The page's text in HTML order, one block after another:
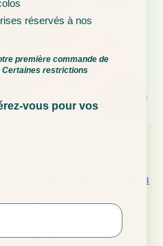
produit ménager ultra
réservés à nos
première commande de
Certaines restrictions
vous pour vos